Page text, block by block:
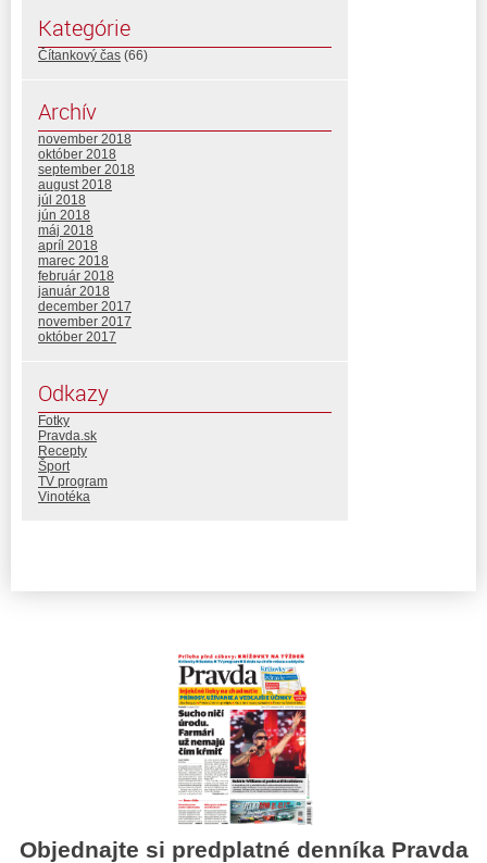
Kategórie
Čítankový čas (66)
Archív
november 2018
október 2018
september 2018
august 2018
júl 2018
jún 2018
máj 2018
apríl 2018
marec 2018
február 2018
január 2018
december 2017
november 2017
október 2017
Odkazy
Fotky
Pravda.sk
Recepty
Šport
TV program
Vinotéka
Objednajte si predplatné denníka Pravda